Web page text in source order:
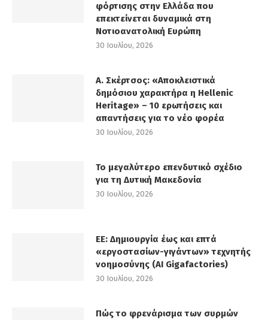
φόρτισης στην Ελλάδα που
επεκτείνεται δυναμικά στη
Νοτιοανατολική Ευρώπη
30 Ιουλίου, 2026
Α. Σκέρτσος: «Αποκλειστικά
δημόσιου χαρακτήρα η Hellenic
Heritage» – 10 ερωτήσεις και
απαντήσεις για το νέο φορέα
30 Ιουλίου, 2026
Το μεγαλύτερο επενδυτικό σχέδιο
για τη Δυτική Μακεδονία
30 Ιουλίου, 2026
ΕΕ: Δημιουργία έως και επτά
«εργοστασίων-γιγάντων» τεχνητής
νοημοσύνης (AI Gigafactories)
30 Ιουλίου, 2026
Πώς το φρενάρισμα των συρμών